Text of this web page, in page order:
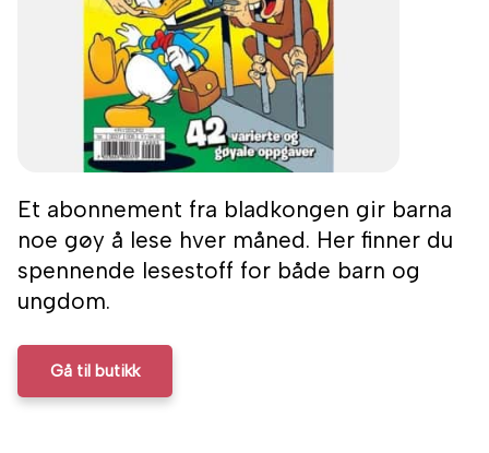
Et abonnement fra bladkongen gir barna
noe gøy å lese hver måned. Her finner du
spennende lesestoff for både barn og
ungdom.
Gå til butikk